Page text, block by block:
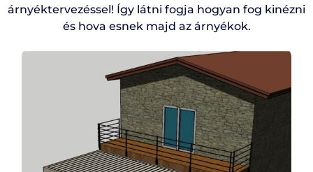
árnyéktervezéssel! Így látni fogja hogyan fog kinézni
és hova esnek majd az árnyékok.